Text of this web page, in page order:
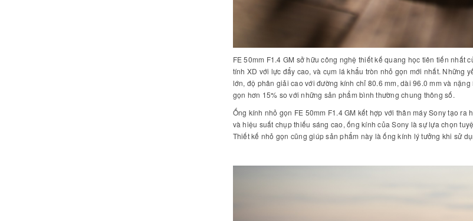
FE 50mm F1.4 GM sở hữu công nghệ thiết kế quang học tiên tiến
tính XD với lực đẩy cao, và cụm lá khẩu tròn nhỏ gọn mới nhất. Những
lớn, độ phân giải cao với đường kính chỉ 80.6 mm, dài 96.0 mm và
gọn hơn 15% so với những sản phẩm bình thường chung thông số.
Ống kính nhỏ gọn FE 50mm F1.4 GM kết hợp với thân máy Sony tạo
và hiệu suất chụp thiếu sáng cao, ống kính của Sony là sự lựa chọn
Thiết kế nhỏ gọn cũng giúp sản phẩm này là ống kính lý tưởng khi sử